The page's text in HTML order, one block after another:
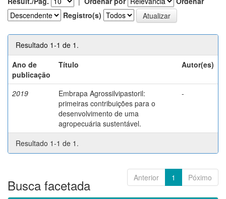
Registro(s)
Resultado 1-1 de 1.
Ano de
publicação
Título Autor(es)
2019
Embrapa Agrossilvipastoril:
primeiras contribuições para o
desenvolvimento de uma
agropecuária sustentável.
-
Resultado 1-1 de 1.
Anterior 1 Póximo
Busca facetada